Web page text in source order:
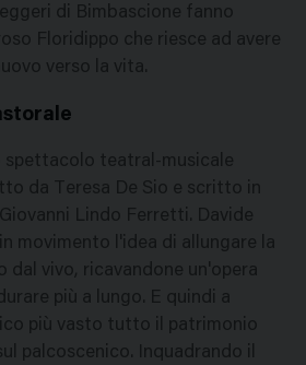
di Bimbascione fanno
Floridippo che riesce ad avere
verso la vita.
spettacolo teatral-musicale
da Teresa De Sio e scritto in
Lindo Ferretti. Davide
movimento l'idea di allungare la
vivo, ricavandone un'opera
più a lungo. E quindi a
più vasto tutto il patrimonio
palcoscenico. Inquadrando il